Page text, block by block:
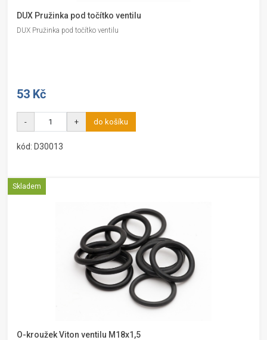
DUX Pružinka pod točítko ventilu
DUX Pružinka pod točítko ventilu
53 Kč
- + do košíku
kód: D30013
Skladem
O-kroužek Viton ventilu M18x1,5